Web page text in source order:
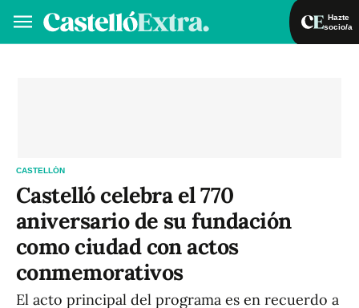
Hazte
socio/a
CASTELLÓN
Castelló celebra el 770
aniversario de su fundación
como ciudad con actos
conmemorativos
El acto principal del programa es en recuerdo a